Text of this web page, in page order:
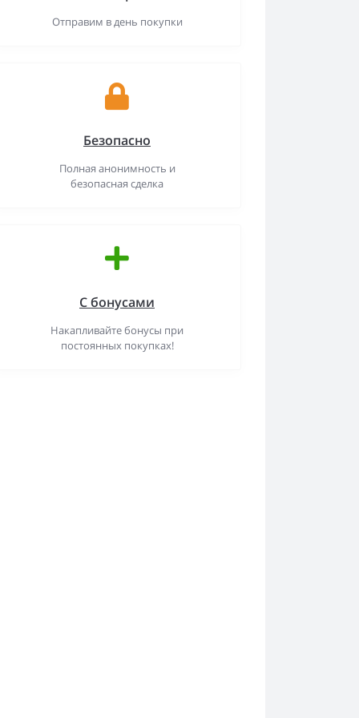
Отправим в день покупки
Безопасно
Полная анонимность и
безопасная сделка
С бонусами
Накапливайте бонусы при
постоянных покупках!